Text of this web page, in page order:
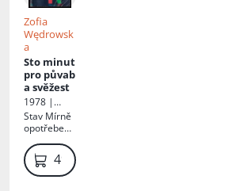
Zofia
Wędrowsk
a
Sto minut
pro půvab
a svěžest
1978 |
Olympia
Stav Mírně
opotřebená
flíčky,
ohnuté
desky
49 Kč